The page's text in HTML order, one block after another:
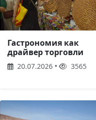
Гастрономия как
драйвер торговли
20.07.2026 • 3565